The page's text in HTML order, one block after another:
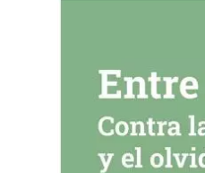
Guardar